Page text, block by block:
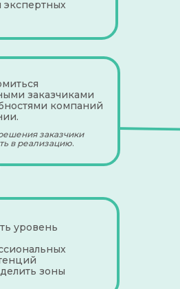
уровень
зоны
экспертных
заказчиками
компаний
заказчики
в реализацию.